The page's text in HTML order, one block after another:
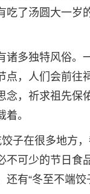
吃了汤圆大一岁
诸多独特风俗。
点，人们会前往
念，祈求祖先保
着。
子在很多地方
不可少的节日食
还有“冬至不端